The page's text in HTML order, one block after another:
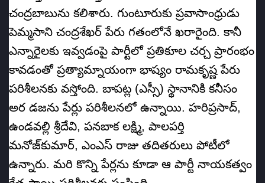
చంద్రబాబును కలిశారు. గుంటూరుకు ప్రవాసాంధ్రుడు
పెమ్మసాని చంద్రశేఖర్‌ పేరు గతంలోనే ఖరారైంది. కానీ
ఎన్నారైలకు ఇవ్వడంపై పార్టీలో ప్రతికూల చర్చ ప్రారంభం
కావడంతో ప్రత్యామ్నాయంగా భాష్యం రామకృష్ణ పేరు
పరిశీలనకు వస్తోంది. బాపట్ల (ఎస్సీ) స్థానానికి కనీసం
అర డజను పేర్లు పరిశీలనలో ఉన్నాయి. హరిప్రసాద్‌,
ఉండవల్లి శ్రీదేవి, పనబాక లక్ష్మి, పాలపర్తి
మనోజ్‌కుమార్‌, ఎంఎస్‌ రాజు తదితరులు పోటీలో
ఉన్నారు. మరి కొన్ని పేర్లను కూడా ఆ పార్టీ నాయకత్వం